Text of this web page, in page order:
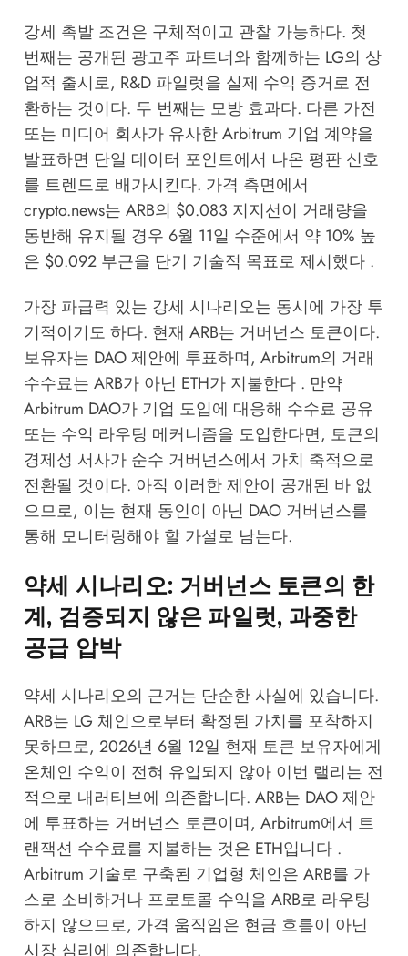
강세 촉발 조건은 구체적이고 관찰 가능하다. 첫
번째는 공개된 광고주 파트너와 함께하는 LG의 상
업적 출시로, R&D 파일럿을 실제 수익 증거로 전
환하는 것이다. 두 번째는 모방 효과다. 다른 가전
또는 미디어 회사가 유사한 Arbitrum 기업 계약을
발표하면 단일 데이터 포인트에서 나온 평판 신호
를 트렌드로 배가시킨다. 가격 측면에서
crypto.news는 ARB의 $0.083 지지선이 거래량을
동반해 유지될 경우 6월 11일 수준에서 약 10% 높
은 $0.092 부근을 단기 기술적 목표로 제시했다 .
가장 파급력 있는 강세 시나리오는 동시에 가장 투
기적이기도 하다. 현재 ARB는 거버넌스 토큰이다.
보유자는 DAO 제안에 투표하며, Arbitrum의 거래
수수료는 ARB가 아닌 ETH가 지불한다 . 만약
Arbitrum DAO가 기업 도입에 대응해 수수료 공유
또는 수익 라우팅 메커니즘을 도입한다면, 토큰의
경제성 서사가 순수 거버넌스에서 가치 축적으로
전환될 것이다. 아직 이러한 제안이 공개된 바 없
으므로, 이는 현재 동인이 아닌 DAO 거버넌스를
통해 모니터링해야 할 가설로 남는다.
약세 시나리오: 거버넌스 토큰의 한
계, 검증되지 않은 파일럿, 과중한
공급 압박
약세 시나리오의 근거는 단순한 사실에 있습니다.
ARB는 LG 체인으로부터 확정된 가치를 포착하지
못하므로, 2026년 6월 12일 현재 토큰 보유자에게
온체인 수익이 전혀 유입되지 않아 이번 랠리는 전
적으로 내러티브에 의존합니다. ARB는 DAO 제안
에 투표하는 거버넌스 토큰이며, Arbitrum에서 트
랜잭션 수수료를 지불하는 것은 ETH입니다 .
Arbitrum 기술로 구축된 기업형 체인은 ARB를 가
스로 소비하거나 프로토콜 수익을 ARB로 라우팅
하지 않으므로, 가격 움직임은 현금 흐름이 아닌
시장 심리에 의존합니다.